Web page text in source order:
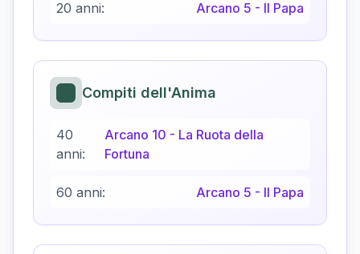
20 anni: Arcano 5 - Il Papa
Compiti dell'Anima
40
anni:
Arcano 10 - La Ruota della
Fortuna
60 anni: Arcano 5 - Il Papa